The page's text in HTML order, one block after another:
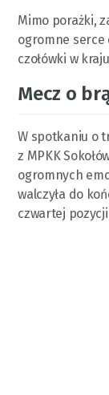
Mimo porażki,
ogromne serce
czołówki w
Mecz o
W spotkaniu o
z MPKK
ogromnych
walczyła do
czwartej pozycji